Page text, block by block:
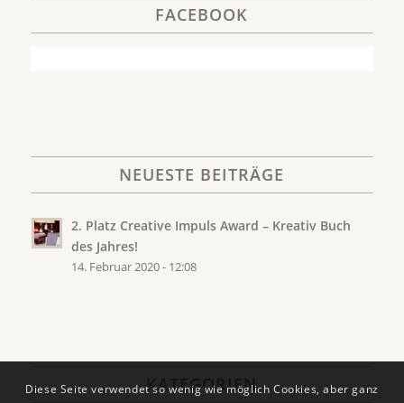
FACEBOOK
NEUESTE BEITRÄGE
2. Platz Creative Impuls Award – Kreativ Buch
des Jahres!
14. Februar 2020 - 12:08
KATEGORIEN
Diese Seite verwendet so wenig wie möglich Cookies, aber ganz